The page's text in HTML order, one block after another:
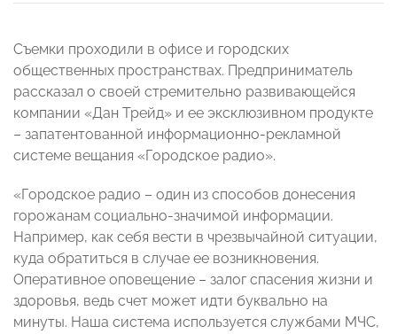
Съемки проходили в офисе и городских
общественных пространствах. Предприниматель
рассказал о своей стремительно развивающейся
компании «Дан Трейд» и ее эксклюзивном продукте
– запатентованной информационно-рекламной
системе вещания «Городское радио».
«Городское радио – один из способов донесения
горожанам социально-значимой информации.
Например, как себя вести в чрезвычайной ситуации,
куда обратиться в случае ее возникновения.
Оперативное оповещение – залог спасения жизни и
здоровья, ведь счет может идти буквально на
минуты. Наша система используется службами МЧС,